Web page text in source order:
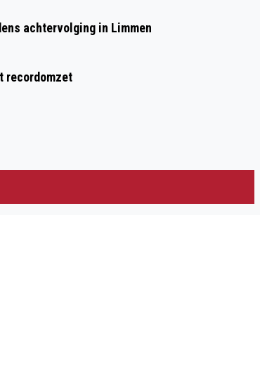
achtervolging in Limmen
recordomzet